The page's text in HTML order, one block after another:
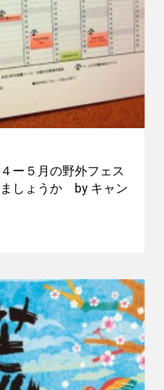
ー５月の野外フェス
しょうか by キャン